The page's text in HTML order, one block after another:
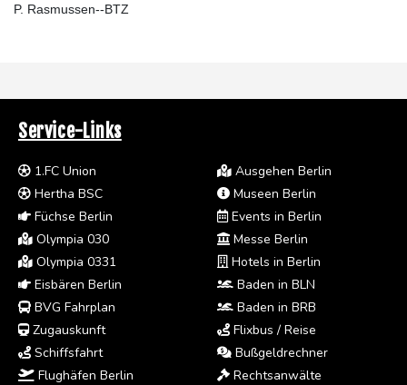
P. Rasmussen--BTZ
Service-Links
1.FC Union
Hertha BSC
Füchse Berlin
Olympia 030
Olympia 0331
Eisbären Berlin
BVG Fahrplan
Zugauskunft
Schiffsfahrt
Flughäfen Berlin
Ausgehen Berlin
Museen Berlin
Events in Berlin
Messe Berlin
Hotels in Berlin
Baden in BLN
Baden in BRB
Flixbus / Reise
Bußgeldrechner
Rechtsanwälte